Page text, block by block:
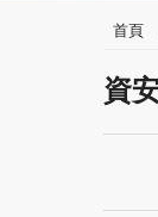
首頁
資